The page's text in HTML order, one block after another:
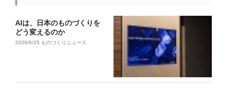
AIは、日本のものづくりを
どう変えるのか
2026/6/25 ものづくりニュース